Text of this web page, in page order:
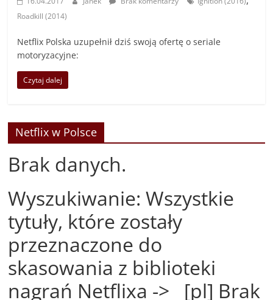
Roadkill (2014)
Netflix Polska uzupełnił dziś swoją ofertę o seriale
motoryzacyjne:
Czytaj dalej
Netflix w Polsce
Brak danych.
Wyszukiwanie: Wszystkie
tytuły, które zostały
przeznaczone do
skasowania z biblioteki
nagrań Netflixa -> [pl] Brak